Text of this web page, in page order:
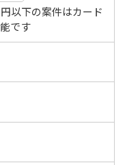
以下の案件はカード
です